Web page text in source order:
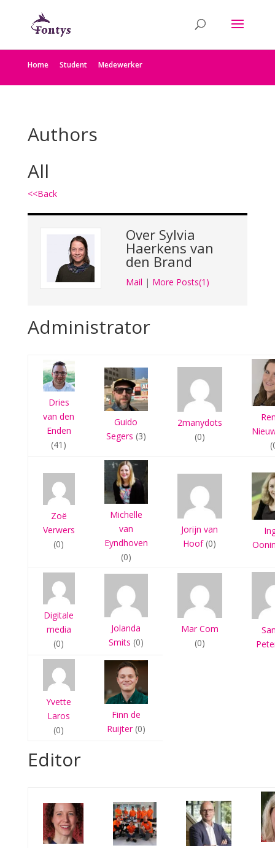
Home Student Medewerker
Authors
All
<<Back
Over Sylvia
Haerkens van
den Brand
Mail | More Posts(1)
Administrator
Dries
van den
Enden
(41)
Guido
Segers (3)
2manydots
(0)
Zoë
Verwers
(0)
Michelle
van
Eyndhoven
(0)
Jorijn van
Hoof(0)
Digitale
media
(0)
Jolanda
Smits (0)
Mar Com
(0)
Yvette
Laros
(0)
Finn de
Ruijter(0)
Editor